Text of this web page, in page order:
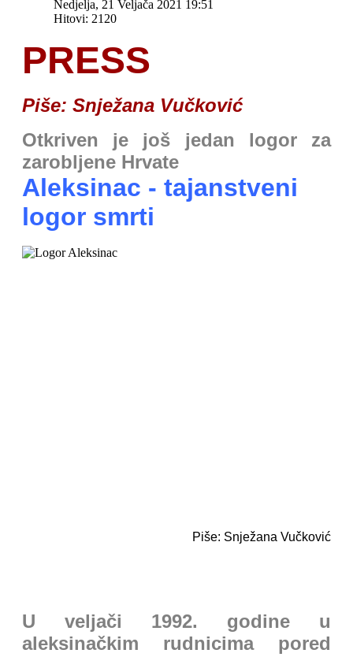
Nedjelja, 21 Veljača 2021 19:51
Hitovi: 2120
PRESS
Piše: Snježana Vučković
Otkriven je još jedan logor za
zarobljene Hrvate
Aleksinac - tajanstveni
logor smrti
Piše: Snježana Vučković
U veljači 1992. godine u
aleksinačkim rudnicima pored